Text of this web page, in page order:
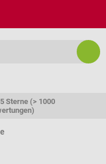
Sterne (> 1000